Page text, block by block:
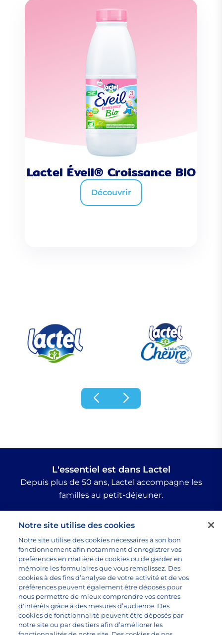
Lactel Éveil® Croissance BIO
Découvrir
L'essentiel est dans Lactel
Depuis plus de 50 ans, Lactel accompagne les
familles au petit-déjeuner.
Suivez-nous :
Tous nos produits
Toutes les recettes
Questions sur le lait
Marque lactel
Notre site utilise des cookies
Notre site utilise des cookies nécessaires à son bon
fonctionnement afin notamment d’enregistrer vos
préférences en matière de cookies ou de garder en
mémoire les formulaires que vous remplissez. Des
cookies à des fins d’analyse de votre activité et de vos
préférences peuvent également être déposés pour
nous permettre de mieux comprendre vos centres
d'intérêts grâce à des mesures d’audience. Des
cookies de fonctionnalité peuvent être déposés par
notre site ou par des tiers afin d’améliorer les